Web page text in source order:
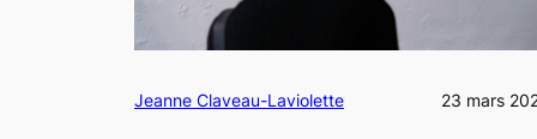
Jeanne Claveau-Laviolette 23 mars